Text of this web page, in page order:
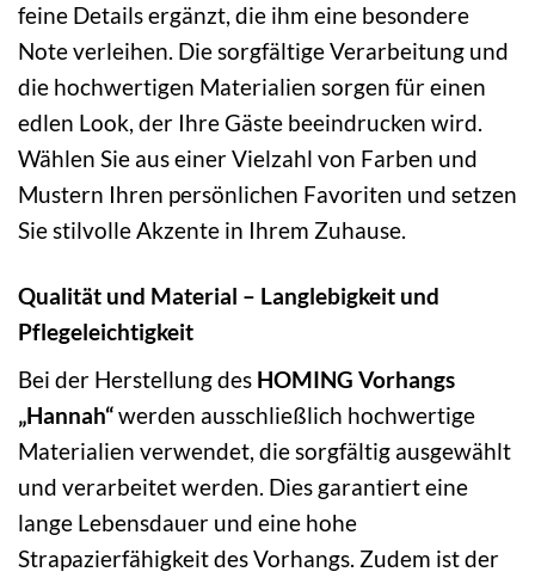
feine Details ergänzt, die ihm eine besondere
Note verleihen. Die sorgfältige Verarbeitung und
die hochwertigen Materialien sorgen für einen
edlen Look, der Ihre Gäste beeindrucken wird.
Wählen Sie aus einer Vielzahl von Farben und
Mustern Ihren persönlichen Favoriten und setzen
Sie stilvolle Akzente in Ihrem Zuhause.
Qualität und Material – Langlebigkeit und
Pflegeleichtigkeit
Bei der Herstellung des HOMING Vorhangs
„Hannah“werden ausschließlich hochwertige
Materialien verwendet, die sorgfältig ausgewählt
und verarbeitet werden. Dies garantiert eine
lange Lebensdauer und eine hohe
Strapazierfähigkeit des Vorhangs. Zudem ist der